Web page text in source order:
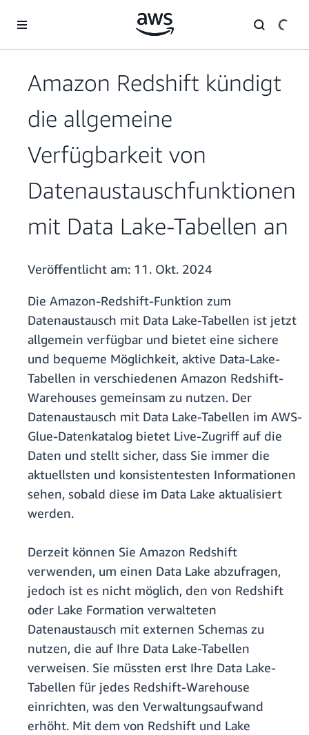
Überspringen zum Hauptinhalt
Amazon Redshift kündigt
die allgemeine
Verfügbarkeit von
Datenaustauschfunktionen
mit Data Lake-Tabellen an
Veröffentlicht am: 11. Okt. 2024
Die Amazon-Redshift-Funktion zum
Datenaustausch mit Data Lake-Tabellen ist jetzt
allgemein verfügbar und bietet eine sichere
und bequeme Möglichkeit, aktive Data-Lake-
Tabellen in verschiedenen Amazon Redshift-
Warehouses gemeinsam zu nutzen. Der
Datenaustausch mit Data Lake-Tabellen im AWS-
Glue-Datenkatalog bietet Live-Zugriff auf die
Daten und stellt sicher, dass Sie immer die
aktuellsten und konsistentesten Informationen
sehen, sobald diese im Data Lake aktualisiert
werden.
Derzeit können Sie Amazon Redshift
verwenden, um einen Data Lake abzufragen,
jedoch ist es nicht möglich, den von Redshift
oder Lake Formation verwalteten
Datenaustausch mit externen Schemas zu
nutzen, die auf Ihre Data Lake-Tabellen
verweisen. Sie müssten erst Ihre Data Lake-
Tabellen für jedes Redshift-Warehouse
einrichten, was den Verwaltungsaufwand
erhöht. Mit dem von Redshift und Lake